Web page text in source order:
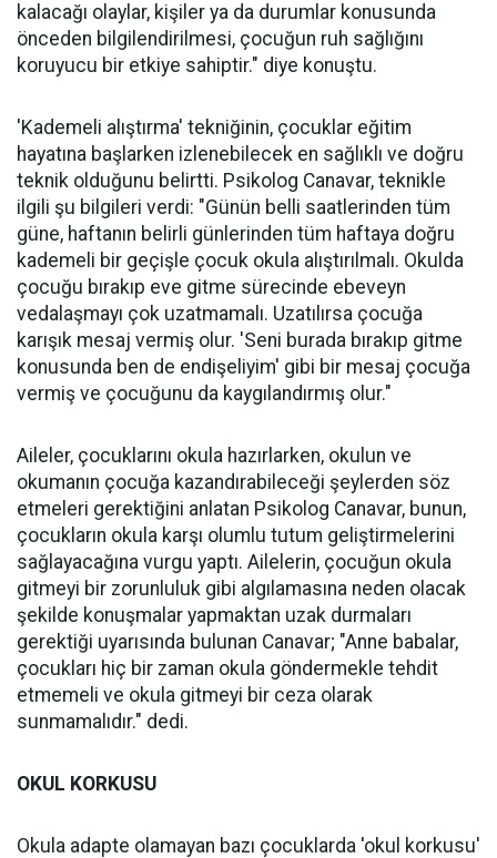
kalacağı olaylar, kişiler ya da durumlar konusunda
önceden bilgilendirilmesi, çocuğun ruh sağlığını
koruyucu bir etkiye sahiptir." diye konuştu.
'Kademeli alıştırma' tekniğinin, çocuklar eğitim
hayatına başlarken izlenebilecek en sağlıklı ve doğru
teknik olduğunu belirtti. Psikolog Canavar, teknikle
ilgili şu bilgileri verdi: "Günün belli saatlerinden tüm
güne, haftanın belirli günlerinden tüm haftaya doğru
kademeli bir geçişle çocuk okula alıştırılmalı. Okulda
çocuğu bırakıp eve gitme sürecinde ebeveyn
vedalaşmayı çok uzatmamalı. Uzatılırsa çocuğa
karışık mesaj vermiş olur. 'Seni burada bırakıp gitme
konusunda ben de endişeliyim' gibi bir mesaj çocuğa
vermiş ve çocuğunu da kaygılandırmış olur."
Aileler, çocuklarını okula hazırlarken, okulun ve
okumanın çocuğa kazandırabileceği şeylerden söz
etmeleri gerektiğini anlatan Psikolog Canavar, bunun,
çocukların okula karşı olumlu tutum geliştirmelerini
sağlayacağına vurgu yaptı. Ailelerin, çocuğun okula
gitmeyi bir zorunluluk gibi algılamasına neden olacak
şekilde konuşmalar yapmaktan uzak durmaları
gerektiği uyarısında bulunan Canavar; "Anne babalar,
çocukları hiç bir zaman okula göndermekle tehdit
etmemeli ve okula gitmeyi bir ceza olarak
sunmamalıdır." dedi.
OKUL KORKUSU
Okula adapte olamayan bazı çocuklarda 'okul korkusu'